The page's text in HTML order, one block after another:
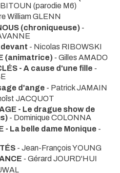
(parodie M6)
William GLENN
(chroniqueuse) -
devant - Nicolas RIBOWSKI
(animatrice) - Gilles AMADO
- A cause d'une fille -
d'ange - Patrick JAMAIN
JACQUOT
- Le drague show de
- Dominique COLONNA
- La belle dame Monique -
- Jean-François YOUNG
- Gérard JOURD'HUI